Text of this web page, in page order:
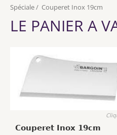
Spéciale/ Couperet Inox 19cm
LE PANIER A
Couperet Inox 19cm